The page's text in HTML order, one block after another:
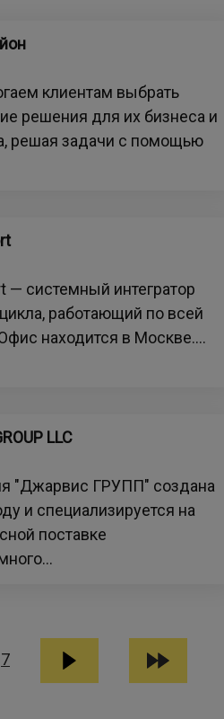
клиентам выбрать
решения для их бизнеса и
решая задачи с помощью
— системный интегратор
работающий по всей
находится в Москве....
LLC
"Джарвис ГРУПП" создана
и специализируется на
поставке
7